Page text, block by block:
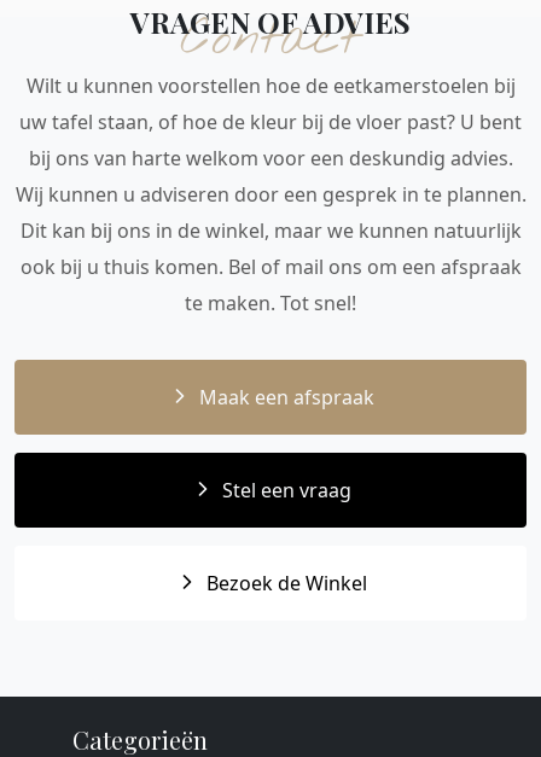
Contact
VRAGEN OF ADVIES
Wilt u kunnen voorstellen hoe de eetkamerstoelen bij
uw tafel staan, of hoe de kleur bij de vloer past? U bent
bij ons van harte welkom voor een deskundig advies.
Wij kunnen u adviseren door een gesprek in te plannen.
Dit kan bij ons in de winkel, maar we kunnen natuurlijk
ook bij u thuis komen. Bel of mail ons om een afspraak
te maken. Tot snel!
Maak een afspraak
Stel een vraag
Bezoek de Winkel
Categorieën